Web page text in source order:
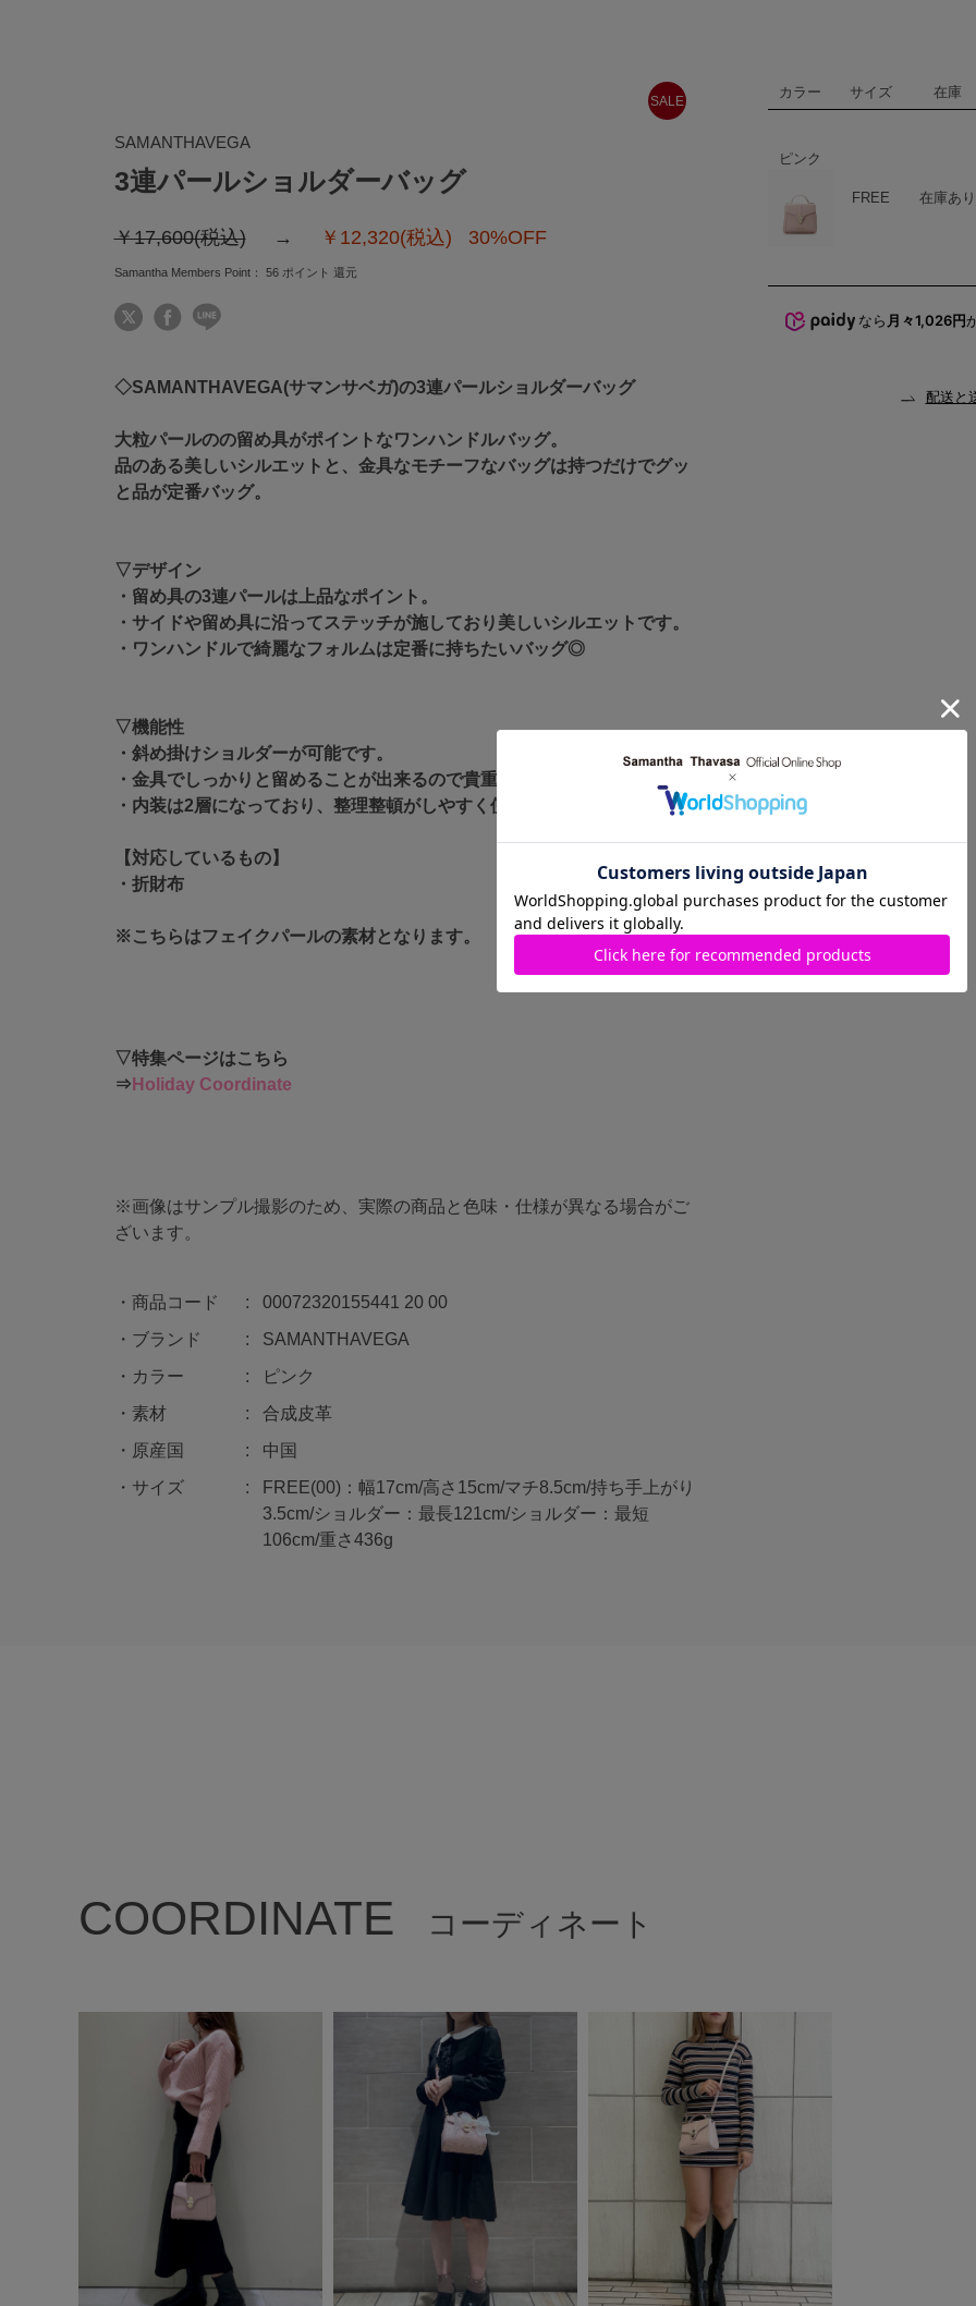
SALE
SAMANTHAVEGA
3連パールショルダーバッグ
￥17,600(税込) ￥12,320(税込) 30%OFF
Samantha Members Point： 56ポイント 還元
◇SAMANTHAVEGA(サマンサベガ)の3連パールショルダーバッグ
大粒パールのの留め具がポイントなワンハンドルバッグ。
品のある美しいシルエットと、金具なモチーフなバッグは持つだけでグッ
と品が定番バッグ。
▽デザイン
・留め具の3連パールは上品なポイント。
・サイドや留め具に沿ってステッチが施しており美しいシルエットです。
・ワンハンドルで綺麗なフォルムは定番に持ちたいバッグ◎
▽機能性
・斜め掛けショルダーが可能です。
・金具でしっかりと留めることが出来るので貴重品の保管も安心です。
・内装は2層になっており、整理整頓がしやすく使用感抜群です。
【対応しているもの】
・折財布
※こちらはフェイクパールの素材となります。
▽特集ページはこちら
⇒ Holiday Coordinate
※画像はサンプル撮影のため、実際の商品と色味・仕様が異なる場合がご
ざいます。
商品コード
00072320155441 20 00
ブランド
SAMANTHAVEGA
カラー
ピンク
素材
合成皮革
原産国
中国
サイズ
FREE(00)：幅17cm/高さ15cm/マチ8.5cm/持ち手上がり
3.5cm/ショルダー：最長121cm/ショルダー：最短
106cm/重さ436g
カラー サイズ 在庫
ピンク
FREE 在庫あり
商品在庫
なら 月々1,026円
配送と
COORDINATE コーディネート